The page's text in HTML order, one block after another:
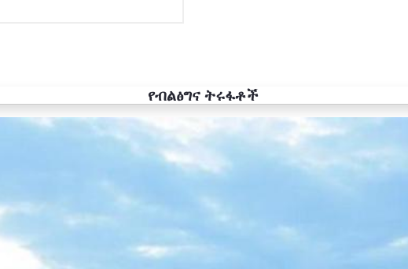
የብልፅግና ትሩፋቶች